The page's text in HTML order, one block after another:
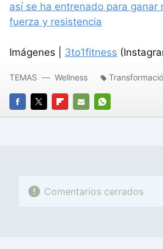
así se ha entrenado para ganar
fuerza y resistencia
Imágenes | 3to1fitness
FACEBOOK
TWITTERFLIPBOARD
E-
WHATSAPP
TEMAS Wellness
Comentarios cerrados